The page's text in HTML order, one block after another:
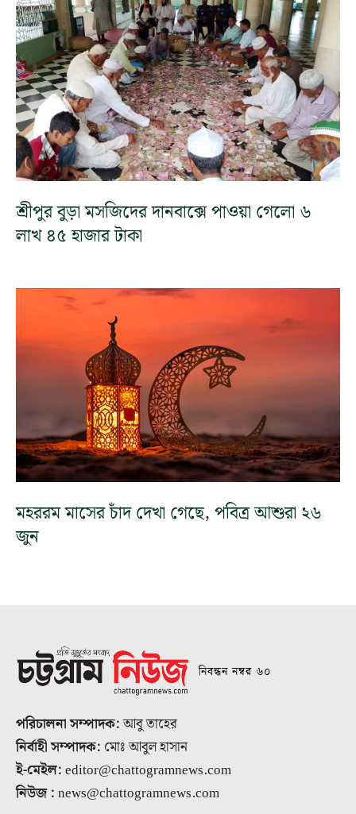
শ্রীপুর বুড়া মসজিদের দানবাক্সে পাওয়া গেলো ৬
লাখ ৪৫ হাজার টাকা
মহররম মাসের চাঁদ দেখা গেছে, পবিত্র আশুরা ২৬
জুন
নিবন্ধন নম্বর ৬০
পরিচালনা সম্পাদক:আবু তাহের
নির্বাহী সম্পাদক: মোঃ আবুল হাসান
ই-মেইল:editor@chattogramnews.com
নিউজ :news@chattogramnews.com